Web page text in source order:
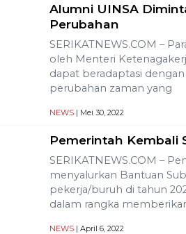
Alumni UINSA
Perubahan
SERIKATNEWS.COM –
oleh Menteri
dapat beradaptasi
perubahan zaman yang
NEWS | Mei 30, 2022
Pemerintah Kembali
SERIKATNEWS.COM –
menyalurkan Bantuan
pekerja/buruh di tahun
dalam rangka
NEWS | April 6, 2022